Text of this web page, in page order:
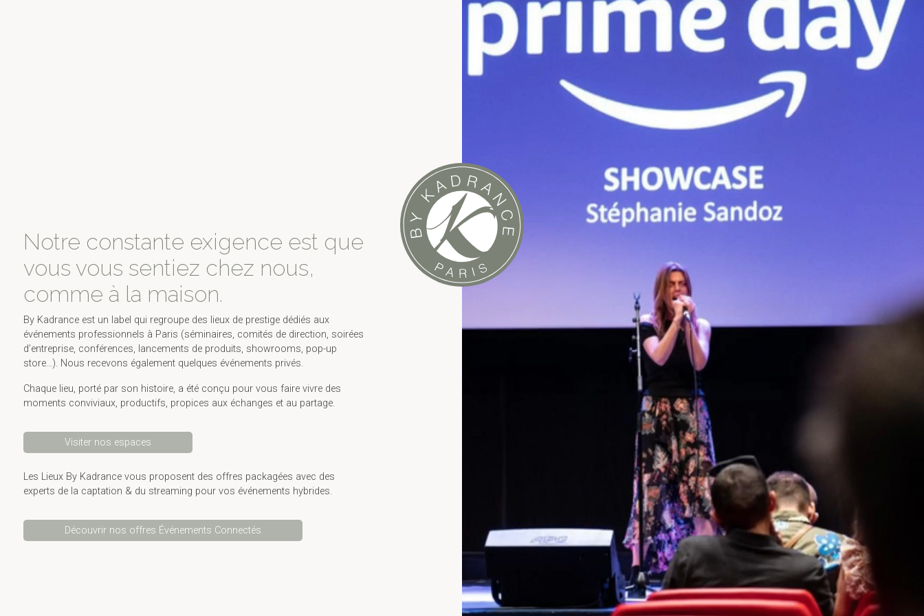
Notre constante exigence est que
vous vous sentiez chez nous,
comme à la maison.
By Kadrance est un label qui regroupe des lieux de prestige dédiés aux
événements professionnels à Paris (séminaires, comités de direction, soirées
d’entreprise, conférences, lancements de produits, showrooms, pop-up
store…). Nous recevons également quelques événements privés.
Chaque lieu, porté par son histoire, a été conçu pour vous faire vivre des
moments conviviaux, productifs, propices aux échanges et au partage.
Visiter nos espaces
Les Lieux By Kadrance vous proposent des offres packagées avec des
experts de la captation & du streaming pour vos événements hybrides.
Découvrir nos offres Événements Connectés